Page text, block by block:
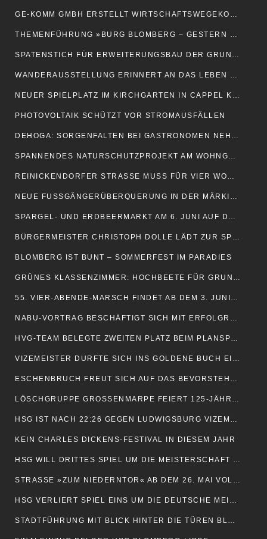
GE-KOMM GMBH ERSTELLT WIRTSCHAFTSWEGEKONZEPT
THEMENFÜHRUNG »BURG BLOMBERG – GESTERN UND HEUTE«
SPATENSTICH FÜR ERWEITERUNGSBAU DER GRUNDSCHULE AM WEINBERG
WANDERAUSSTELLUNG ERINNERT AN DAS LEBEN DER ANNE FRANK
NEUER SPIELPLATZ IM KIRCHGARTEN IN CAPPEL KOMMT GUT AN
PHOTOVOLTAIK SCHÜTZT VOR STROMAUSFÄLLEN
DEHOGA: SORGENFALTEN BEI GASTRONOMEN NEHMEN ZU
SPANNENDES NATURSCHUTZPROJEKT AM WOHNGEBIET SAULSIEK
REINICKENDORFER STRASSE MUSS FÜR VIER WOCHEN GESPERRT WERDEN
NEUE FUSSGÄNGERÜBERQUERUNG IN DER MÄRKISCHEN STRASSE
SPARGEL- UND ERDBEERMARKT AM 6. JUNI AUF DEM MARKTPLATZ
BÜRGERMEISTER CHRISTOPH DOLLE LÄDT ZUR SPRECHSTUNDE EIN
BLOMBERG IST BUNT – SOMMERFEST IM PARADIES
GRÜNES KLASSENZIMMER: HOCHBEETE FÜR GRUNDSCHULE
55. VIER-ABENDE-MARSCH FINDET AB DEM 3. JUNI STATT
NABU-VORTRAG BESCHÄFTIGT SICH MIT ERFOLGREICHER PFLEGEARBEIT
HVG-TEAM BELEGTE ZWEITEN PLATZ BEIM PLANSPIEL BÖRSE
VIZEMEISTER DURFTE SICH INS GOLDENE BUCH EINTRAGEN
ESCHENBRUCH FREUT SICH AUF DAS BEVORSTEHENDE SCHÜTZENFEST
LÖSCHGRUPPE GROSSENMARPE FEIERT 125-JÄHRIGES BESTEHEN
HSG IST NACH 22:26 GEGEN LUDWIGSBURG VIZEMEISTER
KEIN CHARLES DICKENS-FESTIVAL IN DIESEM JAHR
HSG WILL DRITTES SPIEL UM DIE MEISTERSCHAFT ERZWINGEN
STRASSE »ZUM NIEDERNTOR« AB DEM 26. MAI VOLL GESPERRT
HSG VERLIERT SPIEL EINS UM DIE DEUTSCHE MEISTERSCHAFT
STADTFÜHRUNG MIT BLICK HINTER DIE TÜREN BLOMBERGS